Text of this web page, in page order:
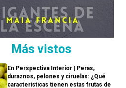
Más vistos
En Perspectiva Interior | Peras,
duraznos, pelones y ciruelas: ¿Qué
características tienen estas frutas de